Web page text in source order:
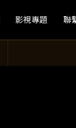
影視專題 聯